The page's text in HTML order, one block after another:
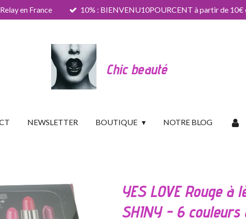
en France 10% : BIENVENU10POURCENT à partir de 10€
Chic beauté
NEWSLETTER BOUTIQUE NOTRE BLOG
YES LOVE Rouge à
SHINY - 6